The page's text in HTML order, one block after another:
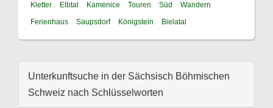
Kletter Elbtal Kamenice Touren Süd
Wandern
Ferienhaus
Saupsdorf Königstein Bielatal
Unterkunftsuche in der Sächsisch Böhmischen
Schweiz nach Schlüsselworten